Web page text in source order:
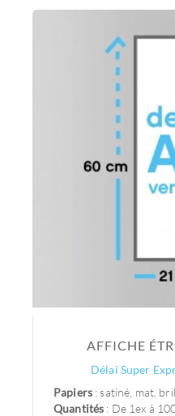
AFFICHE
Délai Super
Papiers : satiné, mat,
Quantités : De 1ex à